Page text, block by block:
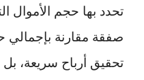
تحدد بها حجم
صفقة مقارنة
تحقيق أرباح سريعة، بل